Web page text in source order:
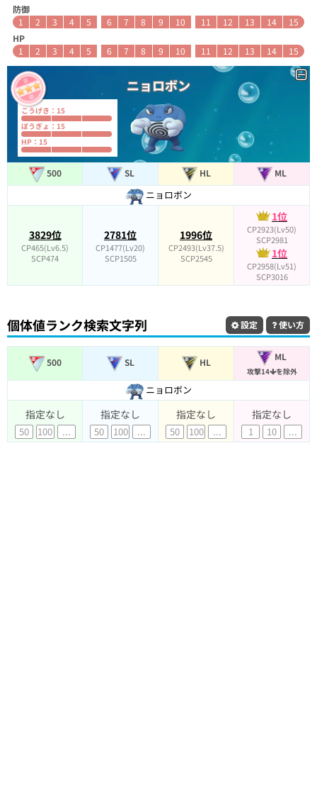
防御
1
2 3 4 5 6 7 8 9 10 11 12 13 14
15
HP
1
2 3 4 5 6 7 8 9 10 11 12 13 14 15
ニョロボン
こうげき：15
ぼうぎょ：15
HP：15
500 SL HL ML
ニョロボン
3829位
CP465(Lv6.5)
SCP474
2781位
CP1477(Lv20)
SCP1505
1996位
CP2493(Lv37.5)
SCP2545
1位
CP2923(Lv50)
SCP2981
1位
CP2958(Lv51)
SCP3016
個体値ランク検索文字列 設定 使い方
500 SL HL ML
攻撃14 を除外
ニョロボン
指定なし
50 100 ...
指定なし
50 100 ...
指定なし
50 100 ...
指定なし
1 10 ...